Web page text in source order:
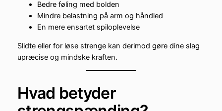
Bedre føling med bolden
Mindre belastning på arm og håndled
En mere ensartet spiloplevelse
Slidte eller for løse strenge kan derimod gøre dine slag
upræcise og mindske kraften.
Hvad betyder